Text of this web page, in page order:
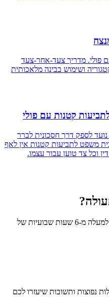
עם פולי. מדריך צעד-אחר-צעד
ושימוש בבינה מלאכותית
קטנות עם פולי
לספק דרך חסכונית לברר
משפט לתביעות קטנות אין לאף
וכל צד טוען עבור עצמו.
הצטרפו לאלפי לקוחות שכבר חוסכים למעלה מ-6 שעות שבועיות של
נפוצות ותשובות שיעזרו לכם